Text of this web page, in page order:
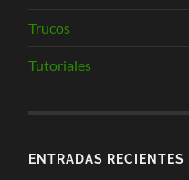
Trucos
Tutoriales
ENTRADAS RECIENTES